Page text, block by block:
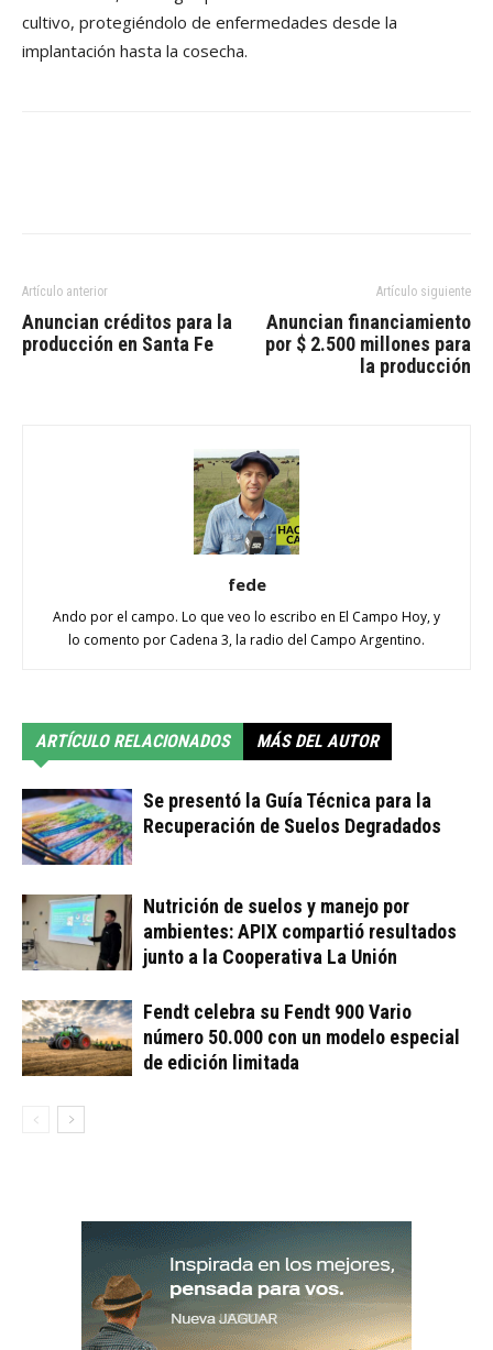
cultivo, protegiéndolo de enfermedades desde la
implantación hasta la cosecha.
Artículo anterior
Anuncian créditos para la
producción en Santa Fe
Artículo siguiente
Anuncian financiamiento
por $ 2.500 millones para
la producción
fede
Ando por el campo. Lo que veo lo escribo en El Campo Hoy, y
lo comento por Cadena 3, la radio del Campo Argentino.
ARTÍCULO RELACIONADOS MÁS DEL AUTOR
Se presentó la Guía Técnica para la
Recuperación de Suelos Degradados
Nutrición de suelos y manejo por
ambientes: APIX compartió resultados
junto a la Cooperativa La Unión
Fendt celebra su Fendt 900 Vario
número 50.000 con un modelo especial
de edición limitada